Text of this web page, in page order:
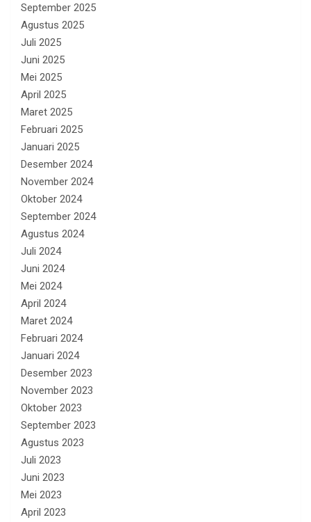
September 2025
Agustus 2025
Juli 2025
Juni 2025
Mei 2025
April 2025
Maret 2025
Februari 2025
Januari 2025
Desember 2024
November 2024
Oktober 2024
September 2024
Agustus 2024
Juli 2024
Juni 2024
Mei 2024
April 2024
Maret 2024
Februari 2024
Januari 2024
Desember 2023
November 2023
Oktober 2023
September 2023
Agustus 2023
Juli 2023
Juni 2023
Mei 2023
April 2023